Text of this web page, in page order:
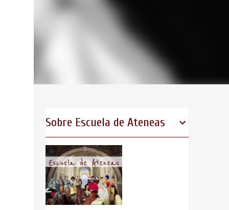
Sobre Escuela de Ateneas